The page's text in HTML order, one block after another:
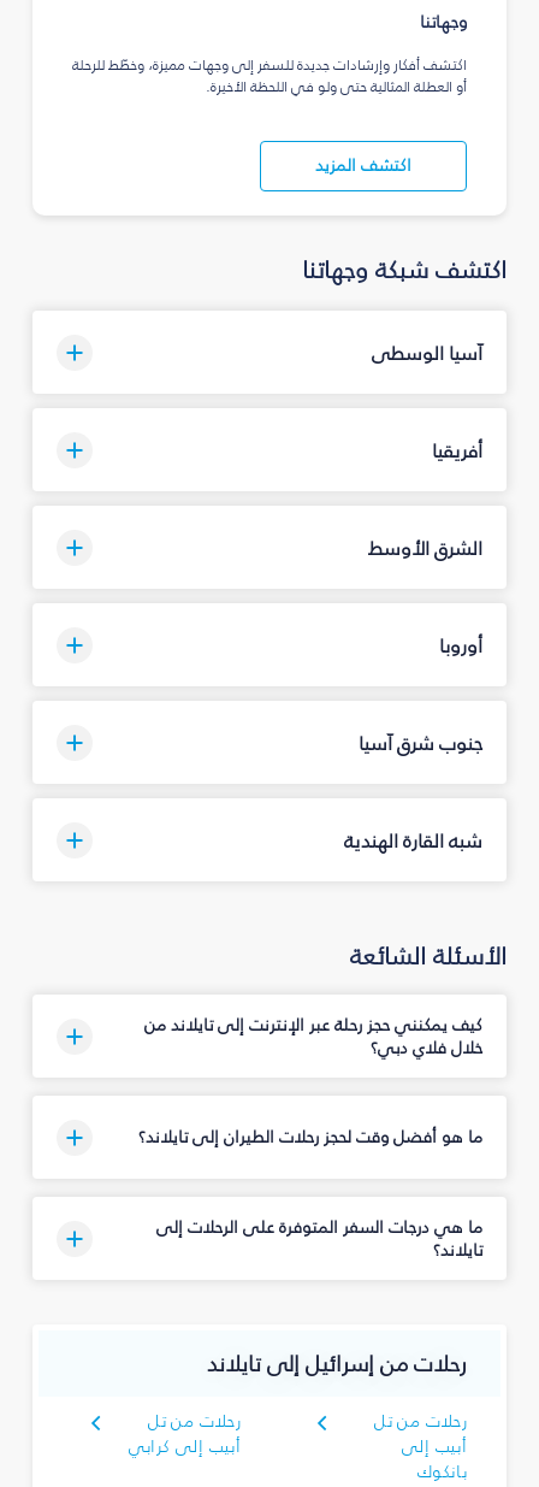
وجهاتنا
اكتشف أفكار وإرشادات جديدة للسفر إلى وجهات مميزة، وخطّط للرحلة
أو العطلة المثالية حتى ولو في اللحظة الأخيرة.
اكتشف المزيد
اكتشف شبكة وجهاتنا
آسيا الوسطى
أفريقيا
الشرق الأوسط
أوروبا
جنوب شرق آسيا
شبه القارة الهندية
الأسئلة الشائعة
كيف يمكنني حجز رحلة عبر الإنترنت إلى تايلاند من
خلال فلاي دبي؟
ما هو أفضل وقت لحجز رحلات الطيران إلى تايلاند؟
ما هي درجات السفر المتوفرة على الرحلات إلى
تايلاند؟
رحلات من إسرائيل إلى تايلاند
رحلات من تل
أبيب إلى
بانكوك
رحلات من تل
أبيب إلى كرابي